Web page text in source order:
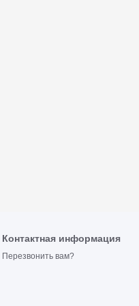
Контактная информация
Перезвонить вам?